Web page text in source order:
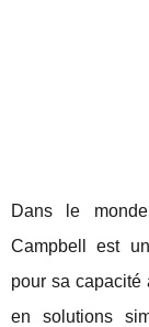
Dans le
Campbell est
pour sa capacité
en solutions